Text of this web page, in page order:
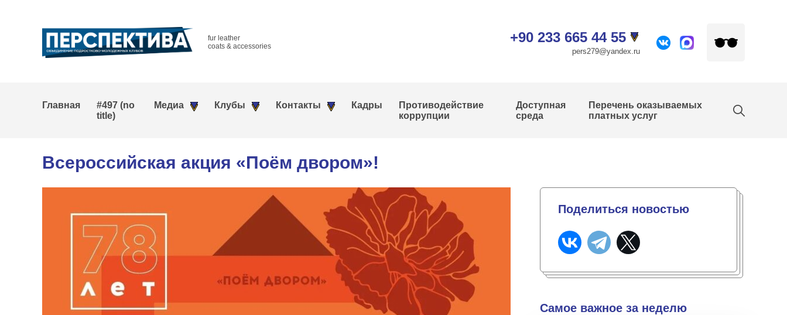
fur leather
coats & accessories
+90 233 665 44 55
pers279@yandex.ru
Главная
#497 (no
title)
Медиа Клубы Контакты Кадры
Противодействие
коррупции
Доступная
среда
Перечень оказываемых
платных услуг
Всероссийская акция «Поём двором»!
Поделиться новостью
Самое важное за неделю